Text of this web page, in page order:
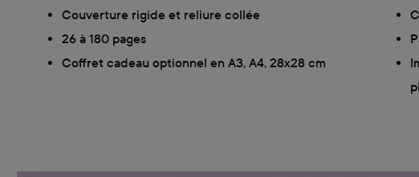
Couverture rigide et reliure collée
26 à 180 pages
Coffret cadeau optionnel en A3, A4, 28x28 cm